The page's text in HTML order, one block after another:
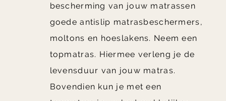
bescherming van jouw matrassen
goede antislip matrasbeschermers,
moltons en hoeslakens. Neem een
topmatras. Hiermee verleng je de
levensduur van jouw matras.
Bovendien kun je met een